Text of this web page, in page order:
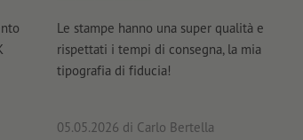
Le stampe hanno una super qualità e
rispettati i tempi di consegna, la mia
tipografia di fiducia!
05.05.2026 di Carlo Bertella